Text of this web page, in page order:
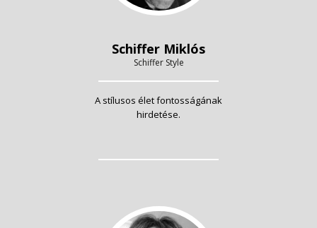
Schiffer Miklós
Schiffer Style
A stílusos élet fontosságának
hirdetése.